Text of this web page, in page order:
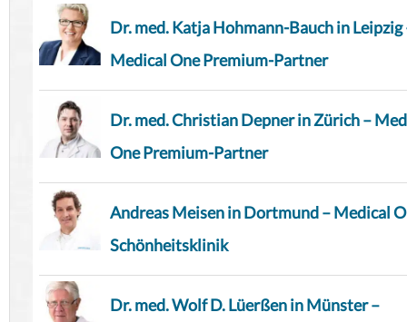
Dr. med. Katja Hohmann-Bauch in Leipzig
Medical One Premium-Partner
Dr. med. Christian Depner in Zürich –
One Premium-Partner
Andreas Meisen in Dortmund – Medical
Schönheitsklinik
Dr. med. Wolf D. Lüerßen in Münster –